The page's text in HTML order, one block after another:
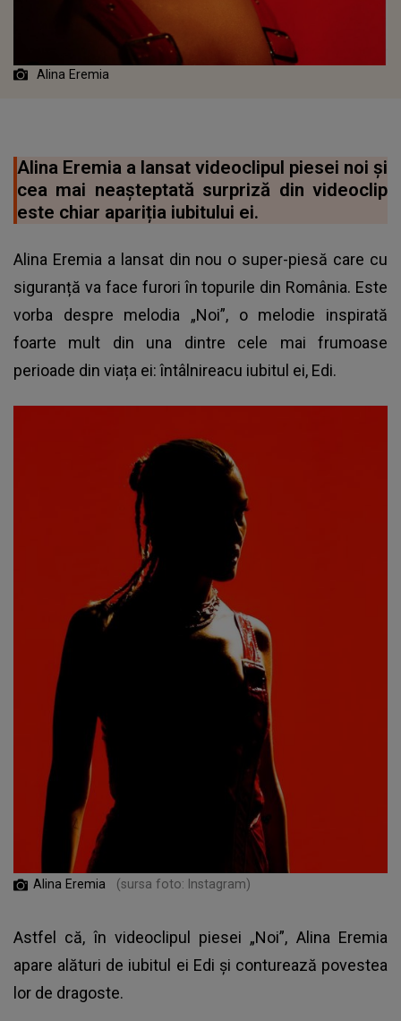
Alina Eremia
Alina Eremia a lansat videoclipul piesei noi și
cea mai neașteptată surpriză din videoclip
este chiar apariția iubitului ei.
Alina Eremia a lansat din nou o super-piesă care cu
siguranță va face furori în topurile din România. Este
vorba despre melodia „Noi”, o melodie inspirată
foarte mult din una dintre cele mai frumoase
perioade din viața ei: întâlnireacu iubitul ei, Edi.
Alina Eremia (sursa foto: Instagram)
Astfel că, în videoclipul piesei „Noi”, Alina Eremia
apare alături de iubitul ei Edi și conturează povestea
lor de dragoste.